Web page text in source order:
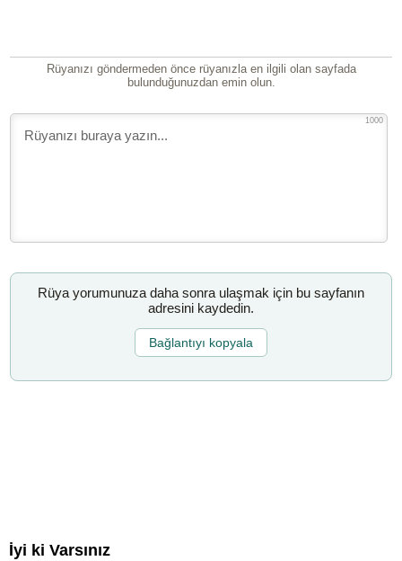
Rüyanızı göndermeden önce rüyanızla en ilgili olan sayfada
bulunduğunuzdan emin olun.
1000
Rüya yorumunuza daha sonra ulaşmak için bu sayfanın
adresini kaydedin.
Bağlantıyı kopyala
İyi ki Varsınız